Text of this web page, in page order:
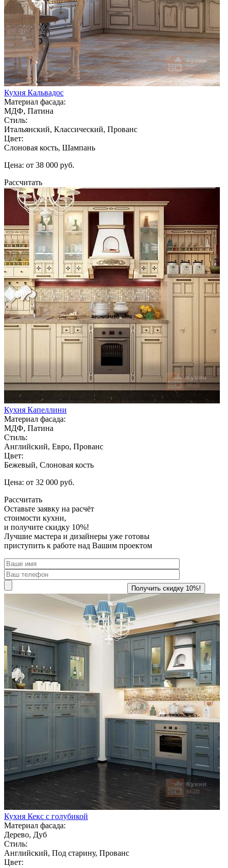
Кухня Кальвадос
Материал фасада:
МДФ, Патина
Стиль:
Итальянский, Классический, Прованс
Цвет:
Слоновая кость, Шампань
Цена: от 38 000 руб.
Рассчитать
Кухня Капеллини
Материал фасада:
МДФ, Патина
Стиль:
Английский, Евро, Прованс
Цвет:
Бежевый, Слоновая кость
Цена: от 32 000 руб.
Рассчитать
Оставьте заявку на расчёт
стоимости кухни,
и получите скидку 10%!
Лучшие мастера и дизайнеры уже готовы
приступить к работе над Вашим проектом
Кухня Кекс с голубикой
Материал фасада:
Дерево, Дуб
Стиль:
Английский, Под старину, Прованс
Цвет: